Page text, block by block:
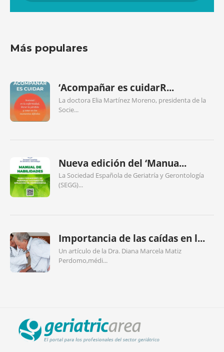
Más populares
‘Acompañar es cuidarR...
La doctora Elia Martínez Moreno, presidenta de la
Socie...
Nueva edición del ‘Manua...
La Sociedad Española de Geriatría y Gerontología
(SEGG)...
Importancia de las caídas en l...
Un artículo de la Dra. Diana Marcela Matiz
Perdomo,médi...